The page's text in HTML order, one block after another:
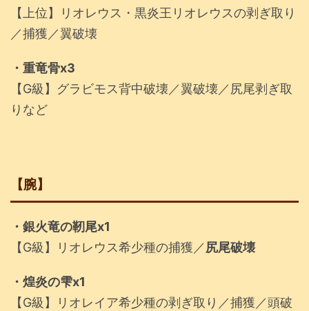
【上位】リオレウス・黒炎王リオレウスの剥ぎ取り
／捕獲／翼破壊
・重竜骨x3
【G級】グラビモス背中破壊／翼破壊／尻尾剥ぎ取
りなど
【腕】
・銀火竜の靭尾x1
【G級】リオレウス希少種の捕獲／ 尻尾破壊
・煌炎の雫x1
【G級】リオレイア希少種の剥ぎ取り／捕獲／頭破